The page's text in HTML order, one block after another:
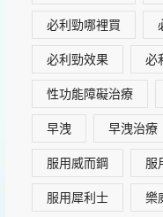
必利勁哪裡買
必利勁效果 必
性功能障礙治療
早洩 早洩治療
服用威而鋼 服
服用犀利士 樂